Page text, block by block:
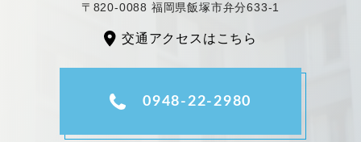
〒820-0088 福岡県飯塚市弁分633-1
交通アクセスはこちら
0948-22-2980